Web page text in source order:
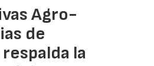
Agro-
de
la